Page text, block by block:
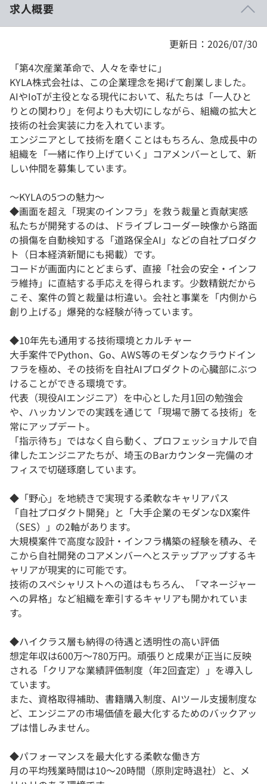
契約内容・クーポン
求人概要
更新日：2026/07/30
「第4次産業革命で、人々を幸せに」
KYLA株式会社は、この企業理念を掲げて創業しました。
AIやIoTが主役となる現代において、私たちは「一人ひと
りとの関わり」を何よりも大切にしながら、組織の拡大と
技術の社会実装に力を入れています。
エンジニアとして技術を磨くことはもちろん、急成長中の
組織を「一緒に作り上げていく」コアメンバーとして、新
しい仲間を募集しています。
〜KYLAの5つの魅力〜
◆画面を超え「現実のインフラ」を救う裁量と貢献実感
私たちが開発するのは、ドライブレコーダー映像から路面
の損傷を自動検知する「道路保全AI」などの自社プロダク
ト（日本経済新聞にも掲載）です。
コードが画面内にとどまらず、直接「社会の安全・インフ
ラ維持」に直結する手応えを得られます。少数精鋭だから
こそ、案件の質と裁量は桁違い。会社と事業を「内側から
創り上げる」爆発的な経験が待っています。
◆10年先も通用する技術環境とカルチャー
大手案件でPython、Go、AWS等のモダンなクラウドイン
フラを極め、その技術を自社AIプロダクトの心臓部にぶつ
けることができる環境です。
代表（現役AIエンジニア）を中心とした月1回の勉強会
や、ハッカソンでの実践を通じて「現場で勝てる技術」を
常にアップデート。
「指示待ち」ではなく自ら動く、プロフェッショナルで自
律したエンジニアたちが、埼玉のBarカウンター完備のオ
フィスで切磋琢磨しています。
◆「野心」を地続きで実現する柔軟なキャリアパス
「自社プロダクト開発」と「大手企業のモダンなDX案件
（SES）」の2軸があります。
大規模案件で高度な設計・インフラ構築の経験を積み、そ
こから自社開発のコアメンバーへとステップアップするキ
ャリアが現実的に可能です。
技術のスペシャリストへの道はもちろん、「マネージャー
への昇格」など組織を牽引するキャリアも開かれていま
す。
◆ハイクラス層も納得の待遇と透明性の高い評価
想定年収は600万〜780万円。頑張りと成果が正当に反映
される「クリアな業績評価制度（年2回査定）」を導入し
ています。
また、資格取得補助、書籍購入制度、AIツール支援制度な
ど、エンジニアの市場価値を最大化するためのバックアッ
プは惜しみません。
◆パフォーマンスを最大化する柔軟な働き方
月の平均残業時間は10〜20時間（原則定時退社）と、メ